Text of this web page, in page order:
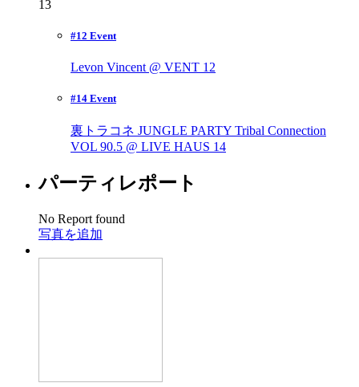
13
#12 Event
Levon Vincent @ VENT 12
#14 Event
裏トラコネ JUNGLE PARTY Tribal Connection
VOL 90.5 @ LIVE HAUS 14
パーティレポート
No Report found
写真を追加